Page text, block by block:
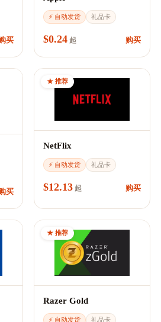
买
⚡ 自动发货 礼品卡
$0.24 起 购买
买
★ 推荐
NetFlix
⚡ 自动发货 礼品卡
$12.13 起 购买
★ 推荐
Razer Gold
⚡ 自动发货 礼品卡